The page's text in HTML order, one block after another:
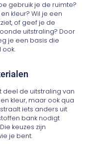
gebruik je de ruimte?
kleur? Wil je een
of geef je de
uitstraling? Door
je een basis die
de uitstraling van
kleur, maar ook qua
iets anders uit
bank nodigt
keuzes zijn
je bent.